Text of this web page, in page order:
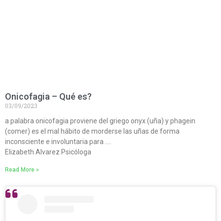
Onicofagia – Qué es?
03/09/2023
a palabra onicofagia proviene del griego onyx (uña) y phagein
(comer) es el mal hábito de morderse las uñas de forma
inconsciente e involuntaria para ….
Elizabeth Alvarez Psicóloga
Read More »